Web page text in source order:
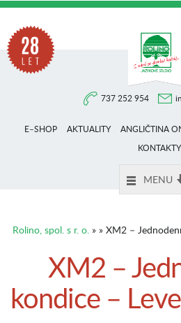
737 252 954
let
E–SHOP AKTUALITY ANGLIČTINA
KONTAKTY
MENU
Rolino, spol. s r. o. » » XM2 –
XM2 –
kondice –